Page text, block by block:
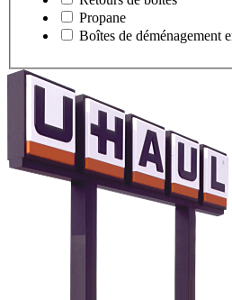
Propane
Boîtes de déménagement